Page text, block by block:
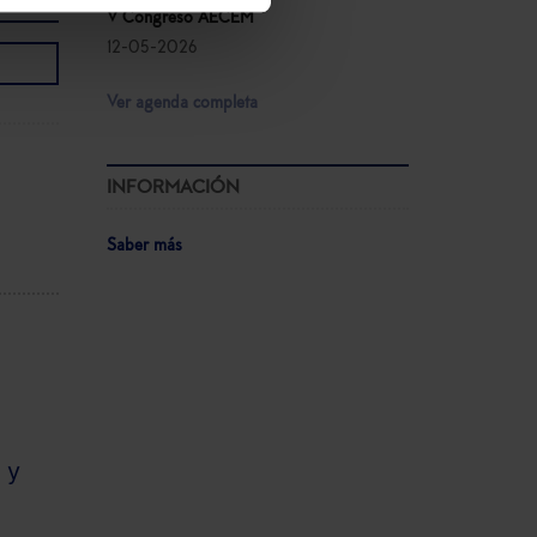
y
V Congreso AECEM
12-05-2026
Ver agenda completa
INFORMACIÓN
Saber más